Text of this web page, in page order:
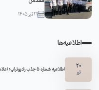
21 تیر 1405
اطلاعیه‌ها
20
تیر اطلاعیه شماره 5 جذب رادیوتراپ: اعلام نتایج نهایی کارشناس رادیوتراپی